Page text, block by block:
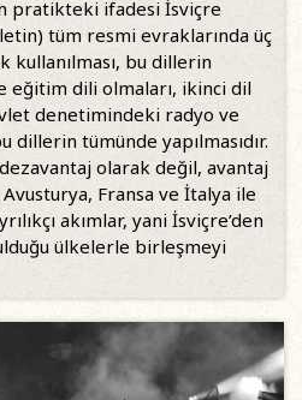
pratikteki ifadesi İsviçre
tüm resmi evraklarında üç
kullanılması, bu dillerin
eğitim dili olmaları, ikinci dil
denetimindeki radyo ve
dillerin tümünde yapılmasıdır.
olarak değil, avantaj
Fransa ve İtalya ile
akımlar, yani İsviçre’den
ülkelerle birleşmeyi